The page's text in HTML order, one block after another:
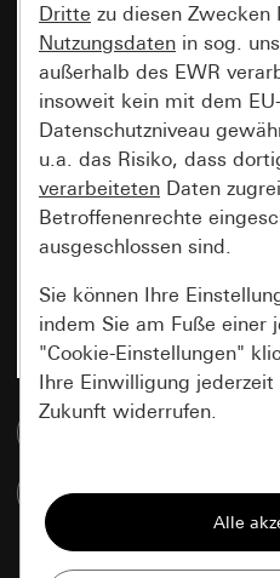
Artikel
Dritte zu diesen Zwecken
Nutzungsdaten in sog.
außerhalb des EWR
insoweit kein mit dem
Datenschutzniveau
u.a. das Risiko, dass
verarbeiteten Daten
Betroffenenrechte
ausgeschlossen sind.
Sie können Ihre
indem Sie am Fuße einer
"Cookie-Einstellungen"
Ihre Einwilligung
Zukunft widerrufen.
Alle Cookies, die wir
Seite anzeigen zu können.